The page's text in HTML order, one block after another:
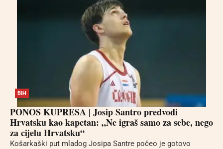
BIH
PONOS KUPRESA | Josip Santro predvodi
Hrvatsku kao kapetan: „Ne igraš samo za sebe, nego
za cijelu Hrvatsku“
Košarkaški put mladog Josipa Santre počeo je gotovo